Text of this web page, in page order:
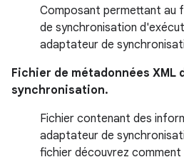
Composant permettant au
de synchronisation
adaptateur de
Fichier de métadonnées XML
synchronisation.
Fichier contenant des
adaptateur de
fichier découvrez